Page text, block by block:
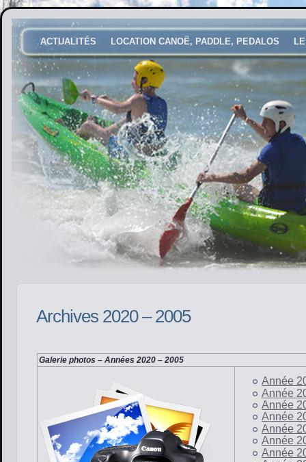
ACTUALITÉS LOCATION CANOË, PADDLE, PEDALOS
Archives 2020 – 2005
Galerie photos – Années 2020 – 2005
Année
Année
Année
Année
Année
Année
Année